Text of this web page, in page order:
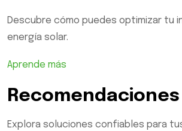
Descubre cómo puedes optimizar tu
energía solar.
Aprende más
Recomendaciones
Explora soluciones confiables para